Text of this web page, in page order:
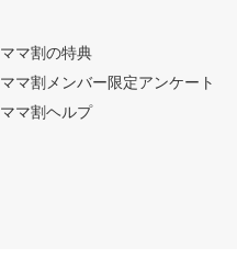
ママ割の特典
ママ割メンバー限定アンケート
ママ割ヘルプ